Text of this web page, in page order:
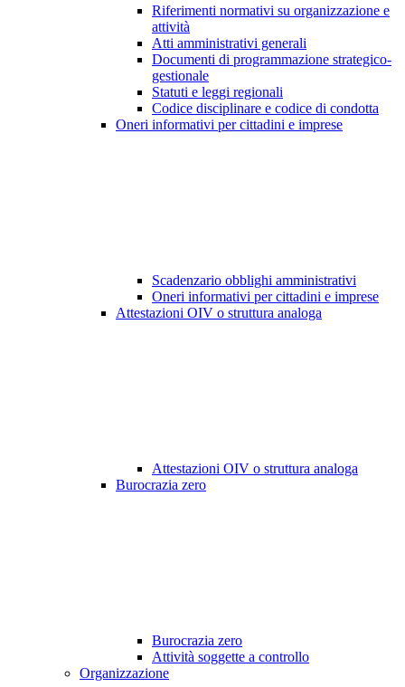
Riferimenti normativi su organizzazione e
attività
Atti amministrativi generali
Documenti di programmazione strategico-
gestionale
Statuti e leggi regionali
Codice disciplinare e codice di condotta
Oneri informativi per cittadini e imprese
Scadenzario obblighi amministrativi
Oneri informativi per cittadini e imprese
Attestazioni OIV o struttura analoga
Attestazioni OIV o struttura analoga
Burocrazia zero
Burocrazia zero
Attività soggette a controllo
Organizzazione